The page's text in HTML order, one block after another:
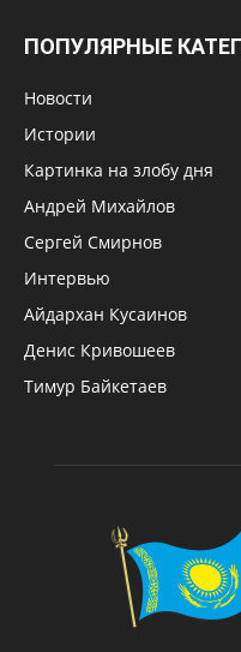
ПОПУЛЯРНЫЕ
Новости
Истории
Картинка на злобу дня
Андрей Михайлов
Сергей Смирнов
Интервью
Айдархан Кусаинов
Денис Кривошеев
Тимур Байкетаев